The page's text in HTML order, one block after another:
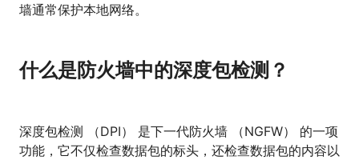
墙通常保护本地网络。
什么是防火墙中的深度包检测？
深度包检测 （DPI） 是下一代防火墙 （NGFW） 的一项
功能，它不仅检查数据包的标头，还检查数据包的内容以